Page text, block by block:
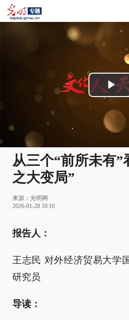
从三个“前所未有”
之大变局”
来源： 光明网
2026-01-28 18:16
报告人：
王志民 对外经济贸易大学
研究员
导读：